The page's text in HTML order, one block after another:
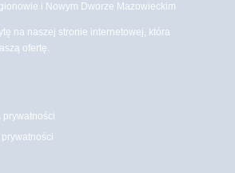
i Nowym Dworze Mazowieckim
na naszej stronie internetowej, która
ofertę.
prywatności